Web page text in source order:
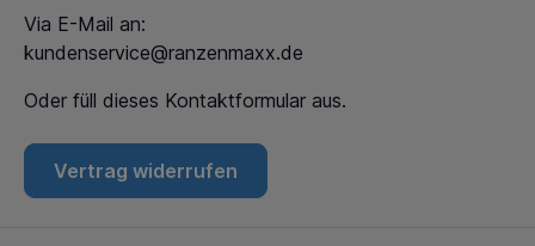
Via E-Mail an:
kundenservice@ranzenmaxx.de
Oder füll dieses Kontaktformular aus.
Vertrag widerrufen